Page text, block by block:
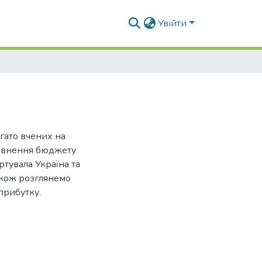
Увійти
вчених на
бюджету
Україна та
розглянемо